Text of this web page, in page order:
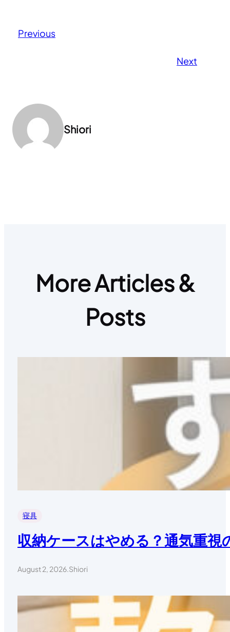
Previous
Next
Shiori
More Articles &
Posts
寝具
収納ケースはやめる？通気重視
August 2, 2026.Shiori